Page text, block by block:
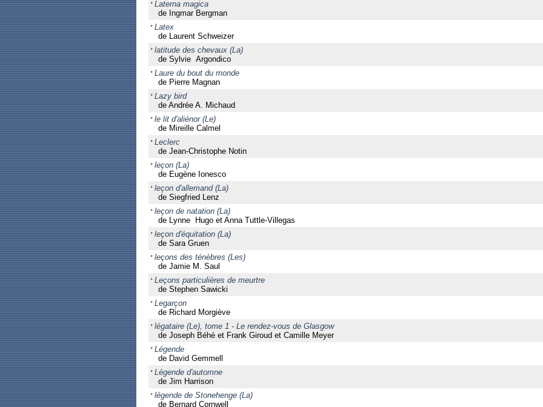
Laterna magica
de Ingmar Bergman
Latex
de Laurent Schweizer
latitude des chevaux (La)
de Sylvie Argondico
Laure du bout du monde
de Pierre Magnan
Lazy bird
de Andrée A. Michaud
le lit d'aliénor (Le)
de Mireille Calmel
Leclerc
de Jean-Christophe Notin
leçon (La)
de Eugène Ionesco
leçon d'allemand (La)
de Siegfried Lenz
leçon de natation (La)
de Lynne Hugo et Anna Tuttle-Villegas
leçon d'équitation (La)
de Sara Gruen
leçons des ténèbres (Les)
de Jamie M. Saul
Leçons particulières de meurtre
de Stephen Sawicki
Legarçon
de Richard Morgiève
légataire (Le), tome 1 - Le rendez-vous de Glasgow
de Joseph Béhé et Frank Giroud et Camille Meyer
Légende
de David Gemmell
Légende d'automne
de Jim Harrison
légende de Stonehenge (La)
de Bernard Cornwell